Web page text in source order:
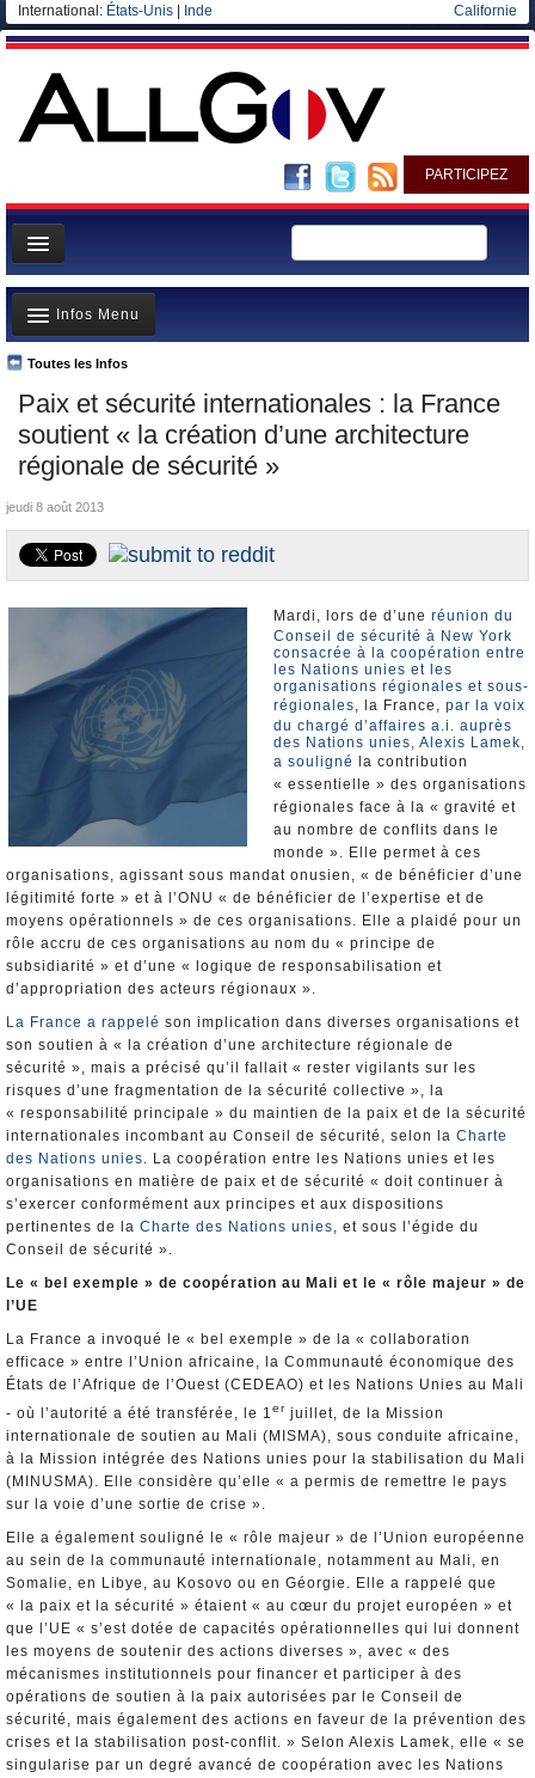
International: États-Unis Inde Californie
PARTICIPEZ
Page d'accueil
Infos
Gouvernement
Ministères/Directions
Blog
Elections européennes
Paix et sécurité internationales : la France
soutient « la création d’une architecture
régionale de sécurité »
Toutes les Infos
Infos Menu
A la Une
Polémiques
Où va l’argent?
Elections européennes
jeudi 8 août 2013
Mardi, lors de d’une réunion du
Conseil de sécurité à New York
consacrée à la coopération entre
les Nations unies et les
organisations régionales et sous-
régionales, la France, par la voix
du chargé d’affaires a.i. auprès
des Nations unies, Alexis Lamek,
a souligné
la contribution
« essentielle » des organisations
régionales face à la « gravité et
au nombre de conflits dans le
monde ». Elle permet à ces
organisations, agissant sous mandat onusien, « de bénéficier d’une
légitimité forte » et à l’ONU « de bénéficier de l’expertise et de
moyens opérationnels » de ces organisations. Elle a plaidé pour un
rôle accru de ces organisations au nom du « principe de
subsidiarité » et d’une « logique de responsabilisation et
d’appropriation des acteurs régionaux ».
La France a rappelé son implication dans diverses organisations et
son soutien à « la création d’une architecture régionale de
sécurité », mais a précisé qu’il fallait « rester vigilants sur les
risques d’une fragmentation de la sécurité collective », la
« responsabilité principale » du maintien de la paix et de la sécurité
internationales incombant au Conseil de sécurité, selon la Charte
des Nations unies. La coopération entre les Nations unies et les
organisations en matière de paix et de sécurité « doit continuer à
s’exercer conformément aux principes et aux dispositions
pertinentes de la Charte des Nations unies, et sous l’égide du
Conseil de sécurité ».
Le « bel exemple » de coopération au Mali et le « rôle majeur » de
l’UE
La France a invoqué le « bel exemple » de la « collaboration
efficace » entre l’Union africaine, la Communauté économique des
États de l’Afrique de l’Ouest (CEDEAO) et les Nations Unies au Mali
- où l’autorité a été transférée, le 1er juillet, de la Mission
internationale de soutien au Mali (MISMA), sous conduite africaine,
à la Mission intégrée des Nations unies pour la stabilisation du Mali
(MINUSMA). Elle considère qu’elle « a permis de remettre le pays
sur la voie d’une sortie de crise ».
Elle a également souligné le « rôle majeur » de l’Union européenne
au sein de la communauté internationale, notamment au Mali, en
Somalie, en Libye, au Kosovo ou en Géorgie. Elle a rappelé que
« la paix et la sécurité » étaient « au cœur du projet européen » et
que l’UE « s’est dotée de capacités opérationnelles qui lui donnent
les moyens de soutenir des actions diverses », avec « des
mécanismes institutionnels pour financer et participer à des
opérations de soutien à la paix autorisées par le Conseil de
sécurité, mais également des actions en faveur de la prévention des
crises et la stabilisation post-conflit. » Selon Alexis Lamek, elle « se
singularise par un degré avancé de coopération avec les Nations